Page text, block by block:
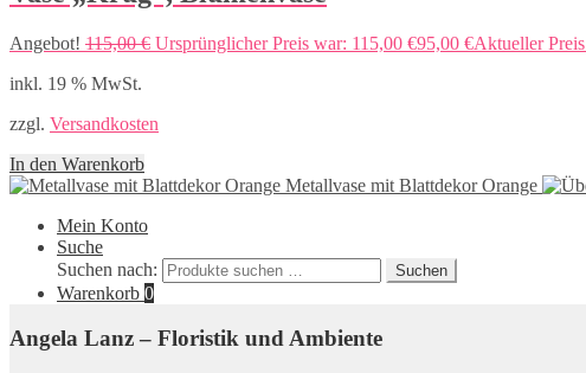
Angebot! 115,00€ Ursprünglicher Preis war: 115,00 €95,00 €Aktueller
inkl. 19 % MwSt.
zzgl. Versandkosten
In den Warenkorb
Metallvase mit Blattdekor Orange
Mein Konto
Suche
Suchen nach:
Suchen
Warenkorb 0
Angela Lanz – Floristik und Ambiente